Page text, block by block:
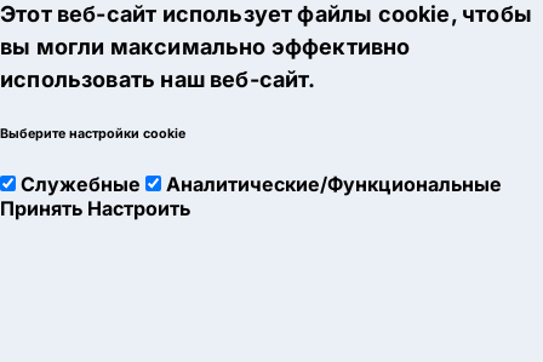
Этот веб-сайт использует файлы cookie, чтобы
вы могли максимально эффективно
использовать наш веб-сайт.
Выберите настройки cookie
Служебные
Аналитические/Функциональные
Принять Настроить